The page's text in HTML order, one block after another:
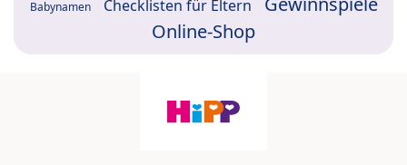
Babynamen Checklisten für Eltern
Online-Shop